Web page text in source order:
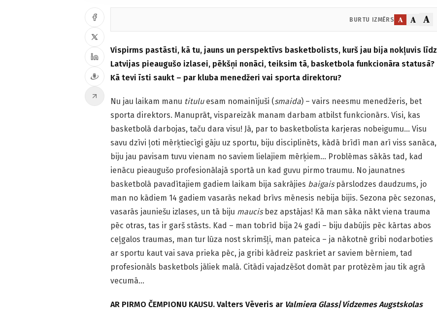
BURTU IZMĒRS A A A
Vispirms pastāsti, kā tu, jauns un perspektīvs basketbolists, kurš jau bija nokļuvis līdz
Latvijas pieaugušo izlasei, pēkšņi nonāci, teiksim tā, basketbola funkcionāra statusā?
Kā tevi īsti saukt – par kluba menedžeri vai sporta direktoru?
Nu jau laikam manu tituluesam nomainījuši (smaida) – vairs neesmu menedžeris, bet
sporta direktors. Manuprāt, vispareizāk manam darbam atbilst funkcionārs. Visi, kas
basketbolā darbojas, taču dara visu! Jā, par to basketbolista karjeras nobeigumu… Visu
savu dzīvi ļoti mērķtiecīgi gāju uz sportu, biju disciplinēts, kādā brīdī man arī viss sanāca,
biju jau pavisam tuvu vienam no saviem lielajiem mērķiem… Problēmas sākās tad, kad
ienācu pieaugušo profesionālajā sportā un kad guvu pirmo traumu. No jaunatnes
basketbolā pavadītajiem gadiem laikam bija sakrājies baigaispārslodzes daudzums, jo
man no kādiem 14 gadiem vasarās nekad brīvs mēnesis nebija bijis. Sezona pēc sezonas,
vasarās jauniešu izlases, un tā biju maucisbez apstājas! Kā man sāka nākt viena trauma
pēc otras, tas ir garš stāsts. Kad – man tobrīd bija 24 gadi – biju dabūjis pēc kārtas abos
ceļgalos traumas, man tur lūza nost skrimšļi, man pateica – ja nākotnē gribi nodarboties
ar sportu kaut vai sava prieka pēc, ja gribi kādreiz paskriet ar saviem bērniem, tad
profesionāls basketbols jāliek malā. Citādi vajadzēšot domāt par protēzēm jau tik agrā
vecumā…
AR PIRMO ČEMPIONU KAUSU. Valters Vēveris ar Valmiera Glass/Vidzemes Augstskolas